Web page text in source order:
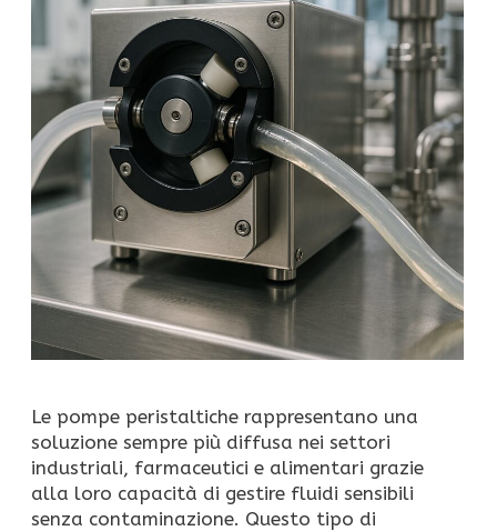
Le pompe peristaltiche rappresentano una
soluzione sempre più diffusa nei settori
industriali, farmaceutici e alimentari grazie
alla loro capacità di gestire fluidi sensibili
senza contaminazione. Questo tipo di